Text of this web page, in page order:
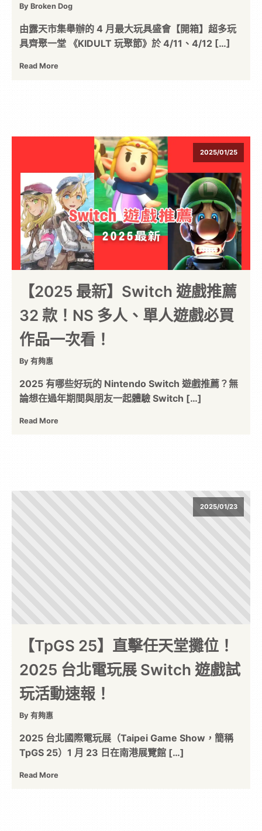
By Broken Dog
由露天市集舉辦的 4 月最大玩具盛會【開箱】超多玩
具齊聚一堂 《KIDULT 玩聚節》於 4/11、4/12 […]
Read More
2025/01/25
【2025 最新】Switch 遊戲推薦
32 款！NS 多人、單人遊戲必買
作品一次看！
By 有夠惠
2025 有哪些好玩的 Nintendo Switch 遊戲推薦？無
論想在過年期間與朋友一起體驗 Switch […]
Read More
2025/01/23
【TpGS 25】直擊任天堂攤位！
2025 台北電玩展 Switch 遊戲試
玩活動速報！
By 有夠惠
2025 台北國際電玩展（Taipei Game Show，簡稱
TpGS 25）1 月 23 日在南港展覽館 […]
Read More